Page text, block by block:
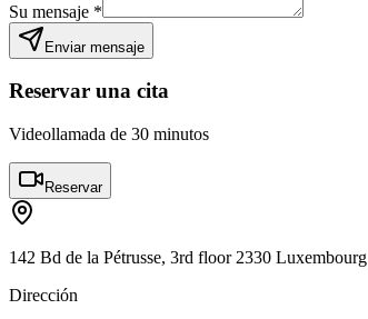
Su mensaje *
Enviar mensaje
Reservar una cita
Videollamada de 30 minutos
Reservar
142 Bd de la Pétrusse, 3rd floor 2330 Luxembourg
Dirección